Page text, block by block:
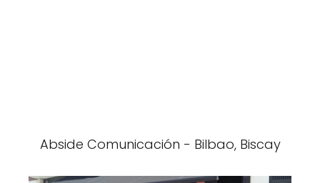
Abside Comunicación - Bilbao, Biscay